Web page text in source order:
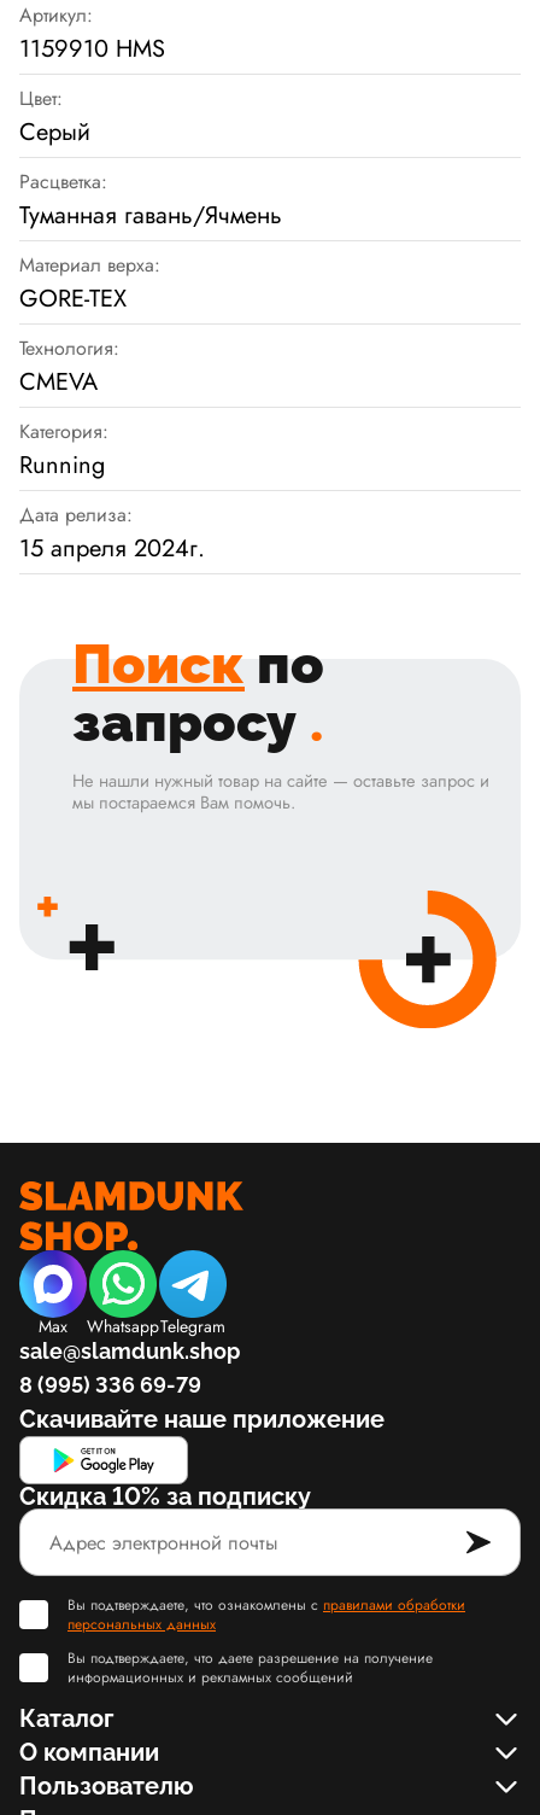
Артикул:
1159910 HMS
Цвет:
Серый
Расцветка:
Туманная гавань/Ячмень
Материал верха:
GORE-TEX
Технология:
CMEVA
Категория:
Running
Дата релиза:
15 апреля 2024г.
Поиск по
запросу .
Не нашли нужный товар на сайте — оставьте запрос и
мы постараемся Вам помочь.
Max WhatsappTelegram
sale@slamdunk.shop
8 (995) 336 69-79
Скачивайте наше приложение
Скидка 10% за подписку
Вы подтверждаете, что ознакомлены с правилами обработки
персональных данных
Вы подтверждаете, что даете разрешение на получение
информационных и рекламных сообщений
Каталог
О компании
Пользователю